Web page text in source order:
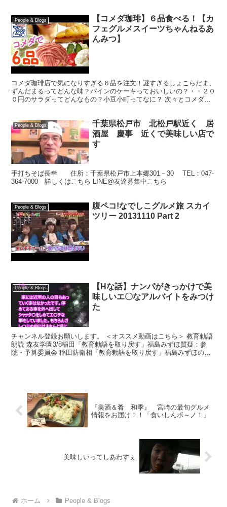
People & Blogs
【コメダ珈琲】６品食べる！【カ
フェグルメスイーツちゃんねるあ
んみつ】
コメダ珈琲店で気になりすぎる６品を注文！謎すぎるしょこらだま、
ずんだまるってどんな味？パインのケーキっておいしいの？・・２０
０円のサラダってどんなもの？小豆小町ってなに？ 次々とコメダの
People & Blogs
千葉県松戸市 北松戸駅近く 居
酒屋 慶事 近くで美味しい店で
す
手打ちそば長幸 住所：千葉県松戸市上本郷301－30 TEL：047-
364-7000 詳しくはこちら LINE@友達募集中こちら
People & Blogs
腹ペコ!なでしこグルメ旅 スカイ
ツリー 20131110 Part 2
People & Blogs
【Hな話】ナンパがきっかけで美
味しいエ〇なアルバイトをみつけ
た
チャンネル登録お願いします。 ＜オススメ動画はこちら＞ 教育勅語
朗読 森友学園3/8稲田「教育勅語を取り戻す」福島みずほ質疑：参
院・予算委員会 稲田防衛相「教育勅語を取り戻す」福島みずほの質
『美酒＆肴 和季』 宮崎の最旬グルメ
情報をお届け！！「食いしんボ～ノ！」
美味しいってしあわすぇ
ホーム People & Blogs